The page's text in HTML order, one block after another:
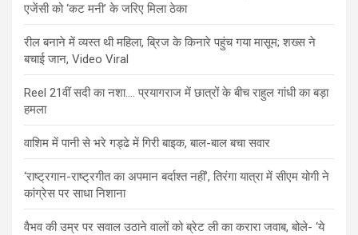
एजेंसी को ‘कट मनी’ के जरिए मिला ठेका
रील बनाने में व्यस्त थी महिला, ब्रिज के किनारे पहुंच गया मासूम; शख्स ने
बचाई जान, Video Viral
Reel 21वीं सदी का नशा…. प्रयागराज में छात्रों के बीच राहुल गांधी का बड़ा
हमला
वाशिम में पानी से भरे गड्ढे में गिरी बाइक, बाल-बाल बचा सवार
‘राष्ट्रगान-राष्ट्रगीत का अपमान बर्दाश्त नहीं’, तिरंगा यात्रा में सीएम योगी ने
कांग्रेस पर साधा निशाना
वैभव की उम्र पर सवाल उठाने वालों को ब्रेट ली का करारा जवाब, बोले- ‘ये